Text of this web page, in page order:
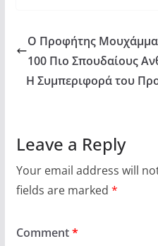
Ο Προφήτης
100 Πιο Σπουδαίους
Η Συμπεριφορά του
Leave a Reply
Your email address will
fields are marked *
Comment*